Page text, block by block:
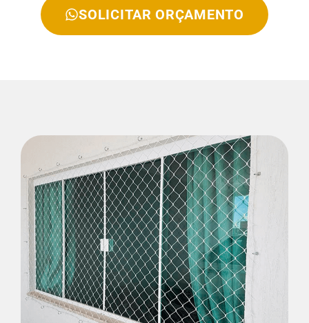
SOLICITAR ORÇAMENTO